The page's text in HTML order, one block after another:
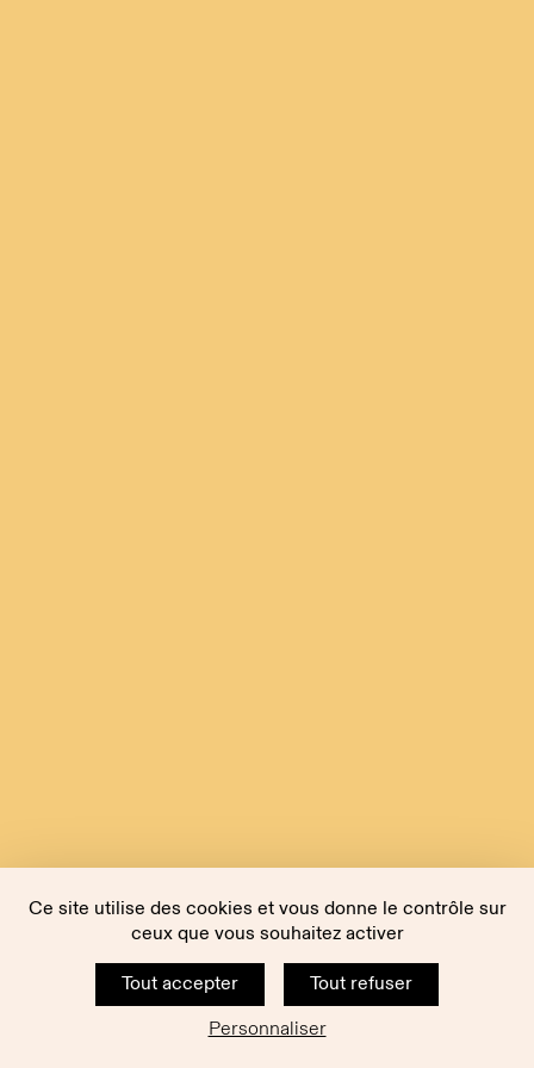
Ce site utilise des cookies et vous donne le contrôle sur
ceux que vous souhaitez activer
Tout accepter
Tout refuser
Personnaliser